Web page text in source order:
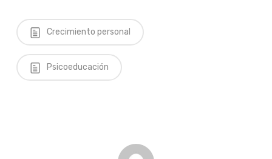
Crecimiento personal
Psicoeducación